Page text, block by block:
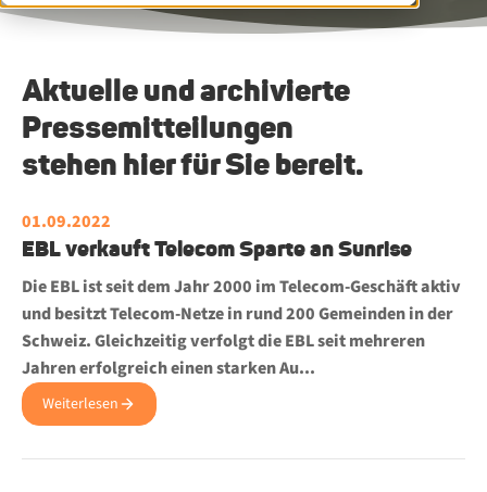
Aktuelle und archivierte
Pressemitteilungen
stehen hier für Sie bereit.
01.09.2022
EBL verkauft Telecom Sparte an Sunrise
Die EBL ist seit dem Jahr 2000 im Telecom-Geschäft aktiv
und besitzt Telecom-Netze in rund 200 Gemeinden in der
Schweiz. Gleichzeitig verfolgt die EBL seit mehreren
Jahren erfolgreich einen starken Au...
Weiterlesen